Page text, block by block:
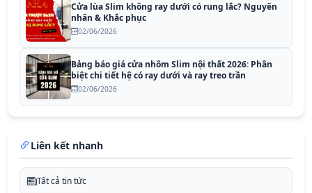
Cửa lùa Slim không ray dưới có rung lắc? Nguyên
nhân & Khắc phục
02/06/2026
Bảng báo giá cửa nhôm Slim nội thất 2026: Phân
biệt chi tiết hệ có ray dưới và ray treo trần
02/06/2026
Liên kết nhanh
Tất cả tin tức